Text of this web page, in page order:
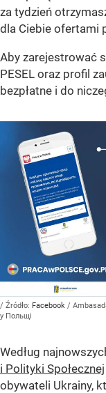
za tydzień
dla Ciebie ofertami
Aby zarejestrować
PESEL oraz profil
bezpłatne i do
/ Źródło: Facebook /
у Польщі
Według
i Polityki Społecznej
obywateli Ukrainy,